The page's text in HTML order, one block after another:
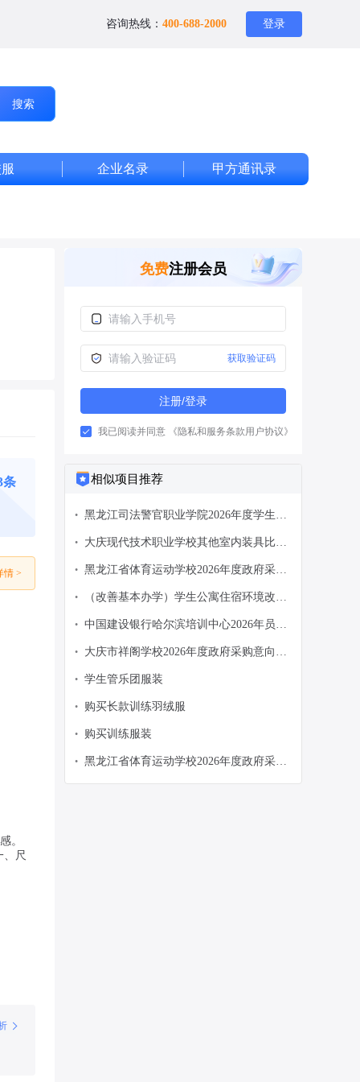
咨询热线： 400-688-2000 登录
搜索
企业名录 甲方通讯录
条
情 >
。
、尺
免费注册会员
获取验证码
注册/登录
我已阅读并同意 《隐私和服务条款用户协议》
相似项目推荐
• 黑龙江司法警官职业学院2026年度学生装
•
大庆现代技术职业学校其他室内装具比价
• 黑龙江省体育运动学校2026年度政府采购
•
（改善基本办学）学生公寓住宿环境改善
公告
• 中国建设银行哈尔滨培训中心2026年员工
•
大庆市祥阁学校2026年度政府采购意向公
• 学生管乐团服装
• 购买长款训练羽绒服
• 购买训练服装
• 黑龙江省体育运动学校2026年度政府采购